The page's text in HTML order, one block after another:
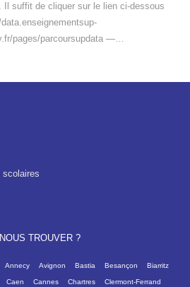
Il suffit de cliquer sur le lien ci-dessous
pages/parcoursupdata —…
scolaires
TROUVER ?
Annecy Avignon Bastia Besançon Biarritz
Caen Cannes Chartres Clermont-Ferrand